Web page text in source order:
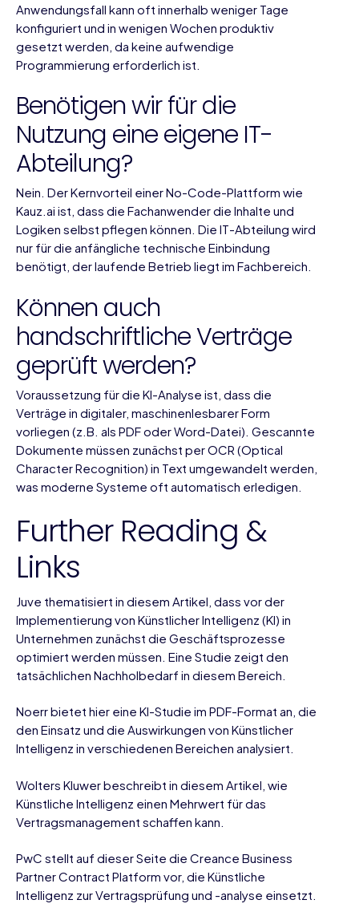
Anwendungsfall kann oft innerhalb weniger Tage
konfiguriert und in wenigen Wochen produktiv
gesetzt werden, da keine aufwendige
Programmierung erforderlich ist.
Benötigen wir für die
Nutzung eine eigene IT-
Abteilung?
Nein. Der Kernvorteil einer No-Code-Plattform wie
Kauz.ai ist, dass die Fachanwender die Inhalte und
Logiken selbst pflegen können. Die IT-Abteilung wird
nur für die anfängliche technische Einbindung
benötigt, der laufende Betrieb liegt im Fachbereich.
Können auch
handschriftliche Verträge
geprüft werden?
Voraussetzung für die KI-Analyse ist, dass die
Verträge in digitaler, maschinenlesbarer Form
vorliegen (z.B. als PDF oder Word-Datei). Gescannte
Dokumente müssen zunächst per OCR (Optical
Character Recognition) in Text umgewandelt werden,
was moderne Systeme oft automatisch erledigen.
Further Reading &
Links
Juve thematisiert in diesem Artikel, dass vor der
Implementierung von Künstlicher Intelligenz (KI) in
Unternehmen zunächst die Geschäftsprozesse
optimiert werden müssen. Eine Studie zeigt den
tatsächlichen Nachholbedarf in diesem Bereich.
Noerrbietet hier eine KI-Studie im PDF-Format an, die
den Einsatz und die Auswirkungen von Künstlicher
Intelligenz in verschiedenen Bereichen analysiert.
Wolters Kluwerbeschreibt in diesem Artikel, wie
Künstliche Intelligenz einen Mehrwert für das
Vertragsmanagement schaffen kann.
PwC stellt auf dieser Seite die Creance Business
Partner Contract Platform vor, die Künstliche
Intelligenz zur Vertragsprüfung und -analyse einsetzt.